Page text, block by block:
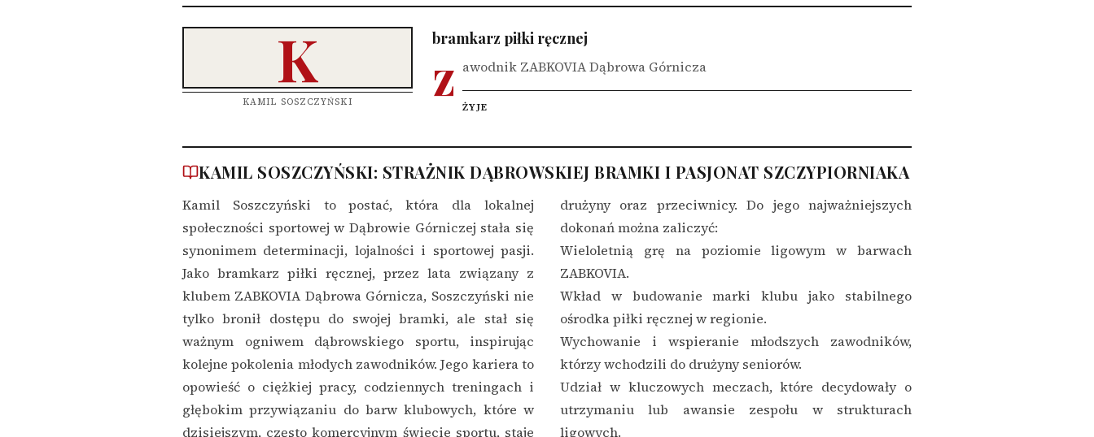
K
KAMIL SOSZCZYŃSKI
bramkarz piłki ręcznej
z awodnik ZABKOVIA Dąbrowa Górnicza
ŻYJE
KAMIL SOSZCZYŃSKI: STRAŻNIK DĄBROWSKIEJ BRAMKI I PASJONAT SZCZYPIORNIAKA
Kamil Soszczyński to postać, która dla lokalnej
społeczności sportowej w Dąbrowie Górniczej stała się
synonimem determinacji, lojalności i sportowej pasji.
Jako bramkarz piłki ręcznej, przez lata związany z
klubem ZABKOVIA Dąbrowa Górnicza, Soszczyński nie
tylko bronił dostępu do swojej bramki, ale stał się
ważnym ogniwem dąbrowskiego sportu, inspirując
kolejne pokolenia młodych zawodników. Jego kariera to
opowieść o ciężkiej pracy, codziennych treningach i
głębokim przywiązaniu do barw klubowych, które w
dzisiejszym, często komercyjnym świecie sportu, staje
drużyny oraz przeciwnicy. Do jego najważniejszych
dokonań można zaliczyć:
Wieloletnią grę na poziomie ligowym w barwach
ZABKOVIA.
Wkład w budowanie marki klubu jako stabilnego
ośrodka piłki ręcznej w regionie.
Wychowanie i wspieranie młodszych zawodników,
którzy wchodzili do drużyny seniorów.
Udział w kluczowych meczach, które decydowały o
utrzymaniu lub awansie zespołu w strukturach
ligowych.